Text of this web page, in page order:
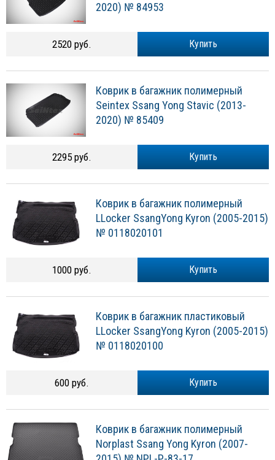
2020) № 84953
Купить
2520 руб.
Коврик в багажник полимерный
Seintex Ssang Yong Stavic (2013-
2020) № 85409
Купить
2295 руб.
Коврик в багажник полимерный
LLocker SsangYong Kyron (2005-2015)
№ 0118020101
Купить
1000 руб.
Коврик в багажник пластиковый
LLocker SsangYong Kyron (2005-2015)
№ 0118020100
Купить
600 руб.
Коврик в багажник полимерный
Norplast Ssang Yong Kyron (2007-